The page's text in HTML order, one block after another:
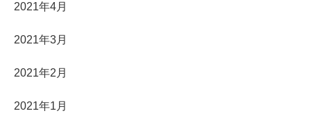
2021年4月
2021年3月
2021年2月
2021年1月